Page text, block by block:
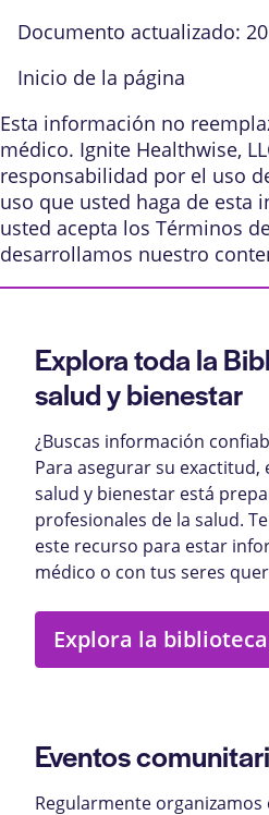
Documento actualizado:
Inicio de la página
Esta información no
médico. Ignite Healthwise,
responsabilidad por el uso
uso que usted haga de esta
usted acepta los Términos
desarrollamos nuestro
Explora toda la
salud y bienestar
¿Buscas información
Para asegurar su
salud y bienestar está
profesionales de la salud.
este recurso para estar
médico o con tus seres
Explora la biblioteca
Eventos
Regularmente